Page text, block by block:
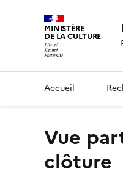
MINISTÈRE
DE LA CULTURE
Accueil
vue partielle des vestiges au nord le long du mur de
clôture